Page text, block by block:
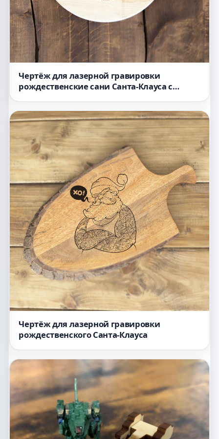
Чертёж для лазерной гравировки
рождественские сани Санта-Клауса с
Чертёж для лазерной гравировки
рождественского Санта-Клауса